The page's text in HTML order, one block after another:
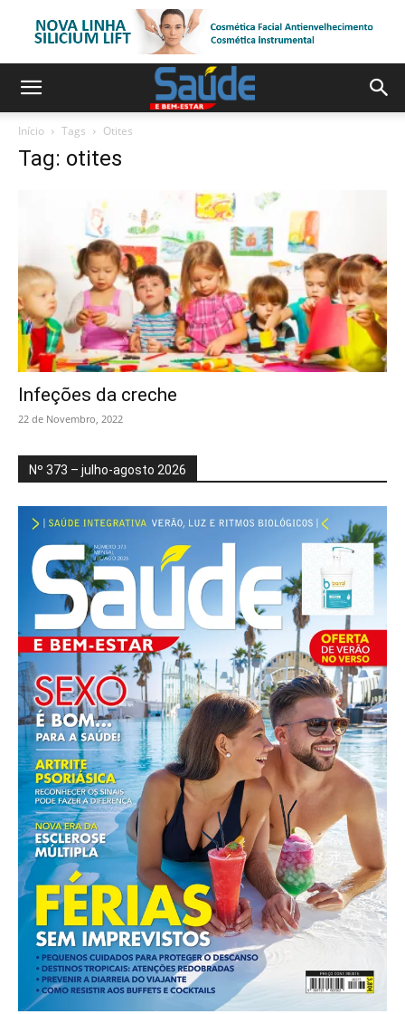
Início Tags Otites
Tag: otites
Infeções da creche
22 de Novembro, 2022
Nº 373 – julho-agosto 2026